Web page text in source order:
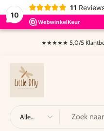
10
11
★★★★★ 5,0/5
Alle